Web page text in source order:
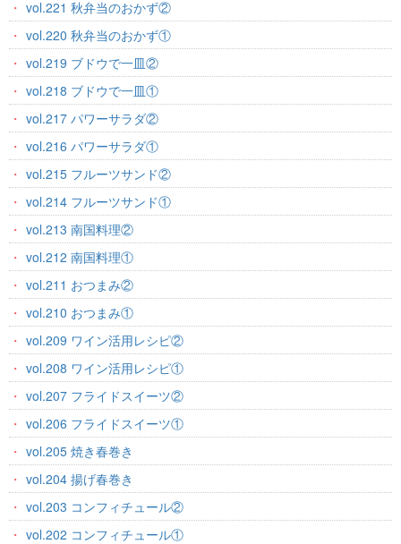
vol.221 秋弁当のおかず②
vol.220 秋弁当のおかず①
vol.219 ブドウで一皿②
vol.218 ブドウで一皿①
vol.217 パワーサラダ②
vol.216 パワーサラダ①
vol.215 フルーツサンド②
vol.214 フルーツサンド①
vol.213 南国料理②
vol.212 南国料理①
vol.211 おつまみ②
vol.210 おつまみ①
vol.209 ワイン活用レシピ②
vol.208 ワイン活用レシピ①
vol.207 フライドスイーツ②
vol.206 フライドスイーツ①
vol.205 焼き春巻き
vol.204 揚げ春巻き
vol.203 コンフィチュール②
vol.202 コンフィチュール①